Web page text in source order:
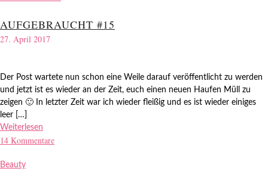
AUFGEBRAUCHT #15
27. April 2017
Der Post wartete nun schon eine Weile darauf veröffentlicht zu werden
und jetzt ist es wieder an der Zeit, euch einen neuen Haufen Müll zu
zeigen 🙂 In letzter Zeit war ich wieder fleißig und es ist wieder einiges
leer […]
Weiterlesen
14 Kommentare
Beauty